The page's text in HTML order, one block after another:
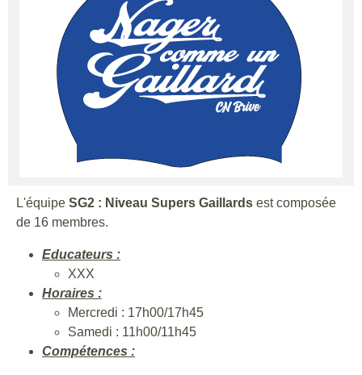
L'équipe SG2 : Niveau Supers Gaillards est composée
de 16 membres.
Educateurs :
XXX
Horaires :
Mercredi : 17h00/17h45
Samedi : 11h00/11h45
Compétences :